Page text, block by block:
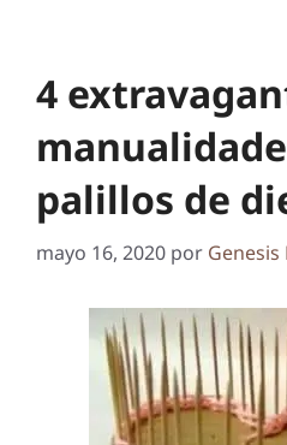
4
palillos de
mayo 16, 2020 por Genesis